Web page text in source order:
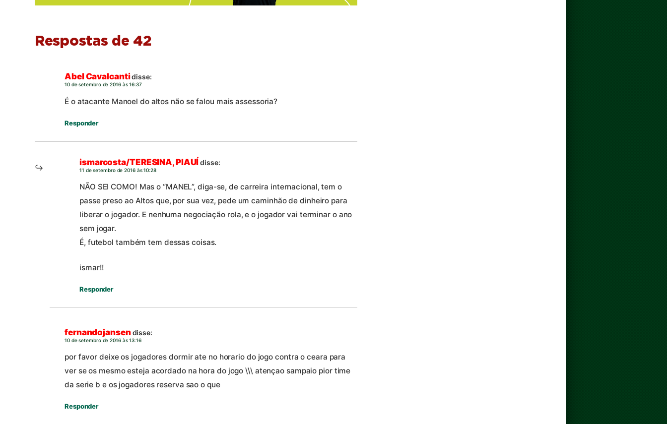
Respostas de 42
Abel Cavalcantidisse:
10 de setembro de 2016 às 16:37
É o atacante Manoel do altos não se falou mais assessoria?
Responder
ismarcosta/TERESINA, PIAUÍdisse:
11 de setembro de 2016 às 10:28
NÃO SEI COMO! Mas o “MANEL”, diga-se, de carreira internacional, tem o
passe preso ao Altos que, por sua vez, pede um caminhão de dinheiro para
liberar o jogador. E nenhuma negociação rola, e o jogador vai terminar o ano
sem jogar.
É, futebol também tem dessas coisas.
ismar!!
Responder
fernandojansendisse:
10 de setembro de 2016 às 13:16
por favor deixe os jogadores dormir ate no horario do jogo contra o ceara para
ver se os mesmo esteja acordado na hora do jogo \\\ atençao sampaio pior time
da serie b e os jogadores reserva sao o que
Responder